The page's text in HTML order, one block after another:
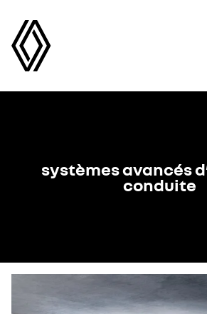
systèmes avancés
conduite